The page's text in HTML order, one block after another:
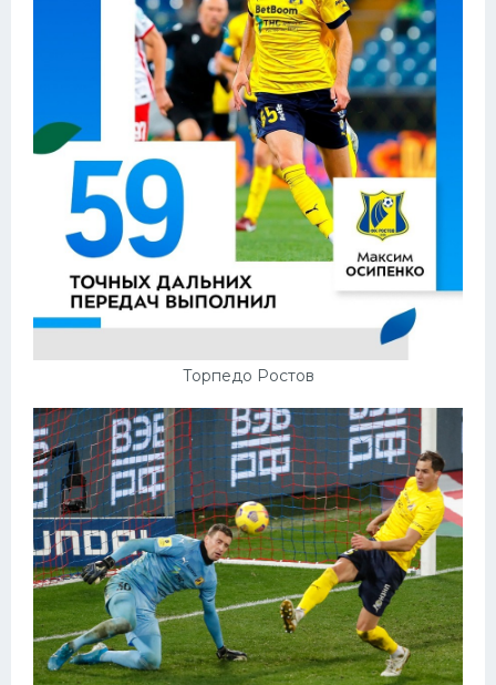
Торпедо Ростов